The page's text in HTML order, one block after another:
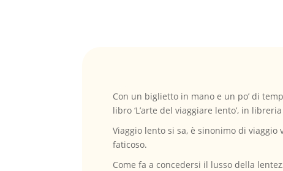
Con un biglietto in mano e un po’ di
libro ‘L’arte del viaggiare lento’, in
Viaggio lento si sa, è sinonimo di
faticoso.
Come fa a concedersi il lusso della